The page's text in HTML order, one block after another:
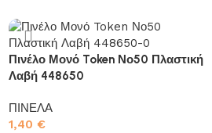
Πινέλο Μονό Token Νο50 Πλαστική
Λαβή 448650
ΠΙΝΕΛΑ
1,40€